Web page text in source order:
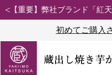
【重要】弊社ブランド「紅天
初めてご購入
蔵出し焼き芋